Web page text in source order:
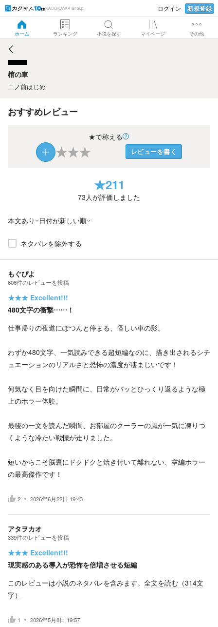
KADOKAWA Group ログイン 新規登録
ホーム ランキング 小説を探す マイページ その他
棺の車
棺の車
二ノ前はじめ
おすすめレビュー
★で称える
★★★ レビューを書く
★211
73人が評価しました
本文あり 日付が新しい順
ネタバレを除外する
もぐぴよ
606件のレビューを投稿
★★★ Excellent!!!
480文字の衝撃……！
仕事帰りの夜道にぽつんと停まる、怪しい車の影。
わずか480文字、一気読みできる超短編なのに、描き出されるシチ
ュエーションのリアルさと恐怖の濃度が凄まじいです！
何気なく目を向けた瞬間に、日常がパッとひっくり返るような極
上のホラー体験。
最後の一文を読んだ瞬間、お部屋のクーラーの風が一気に凍りつ
くような冷たい戦慄が走りました。
短いからこそ脳裏にドクドクと焼き付いて離れない、掌編ホラー
の最高傑作です！
2 2026年6月22日 19:43
アタヲカオ
339件のレビューを投稿
★★★ Excellent!!!
現実感のある導入が恐怖を倍増させる短編
このレビューは小説のネタバレを含みます。 全文を読む（314文
字）
1 2026年5月8日 19:57